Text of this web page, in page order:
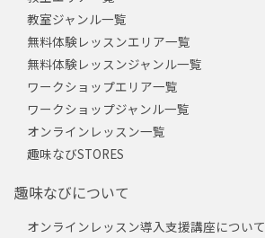
教室ジャンル一覧
無料体験レッスンエリア一覧
無料体験レッスンジャンル一覧
ワークショップエリア一覧
ワークショップジャンル一覧
オンラインレッスン一覧
趣味なびSTORES
趣味なびについて
オンラインレッスン導入支援講座について